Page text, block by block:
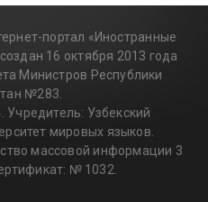
портал «Иностранные
16 октября 2013 года
Министров Республики
№283.
Узбекский
мировых языков.
массовой информации 3
№ 1032.